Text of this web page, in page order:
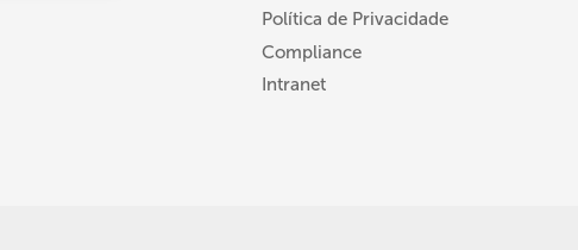
Política de Privacidade
Compliance
Intranet